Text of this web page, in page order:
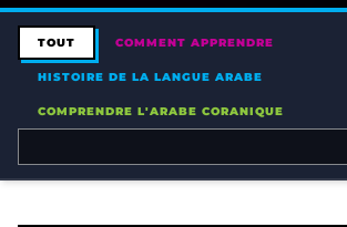
TOUT COMMENT APPRENDRE
HISTOIRE DE LA LANGUE ARABE
COMPRENDRE L'ARABE CORANIQUE